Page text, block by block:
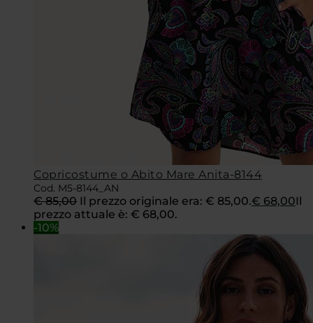
Copricostume o Abito Mare Anita-8144
Cod. M5-8144_AN
€85,00 Il prezzo originale era: € 85,00.€ 68,00Il
prezzo attuale è: € 68,00.
-10%